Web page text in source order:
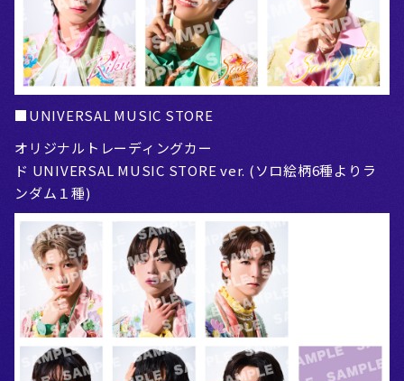
■UNIVERSAL MUSIC STORE
オリジナルトレーディングカー
ド UNIVERSAL MUSIC STORE ver. (ソロ絵柄6種よりラ
ンダム１種)